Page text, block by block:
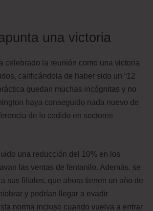
una victoria
celebrado la reunión como una victoria
calificándola de haber sido un “12
quedan muchas incógnitas y no
haya conseguido nada nuevo de
de lo cedido en sectores
una reducción del 10% en los
las ventas de fentanilo. Además, se
sus filiales, que ahora tienen un año de
y podrían llegar a evadir
norma incluso cuando vuelva a entrar